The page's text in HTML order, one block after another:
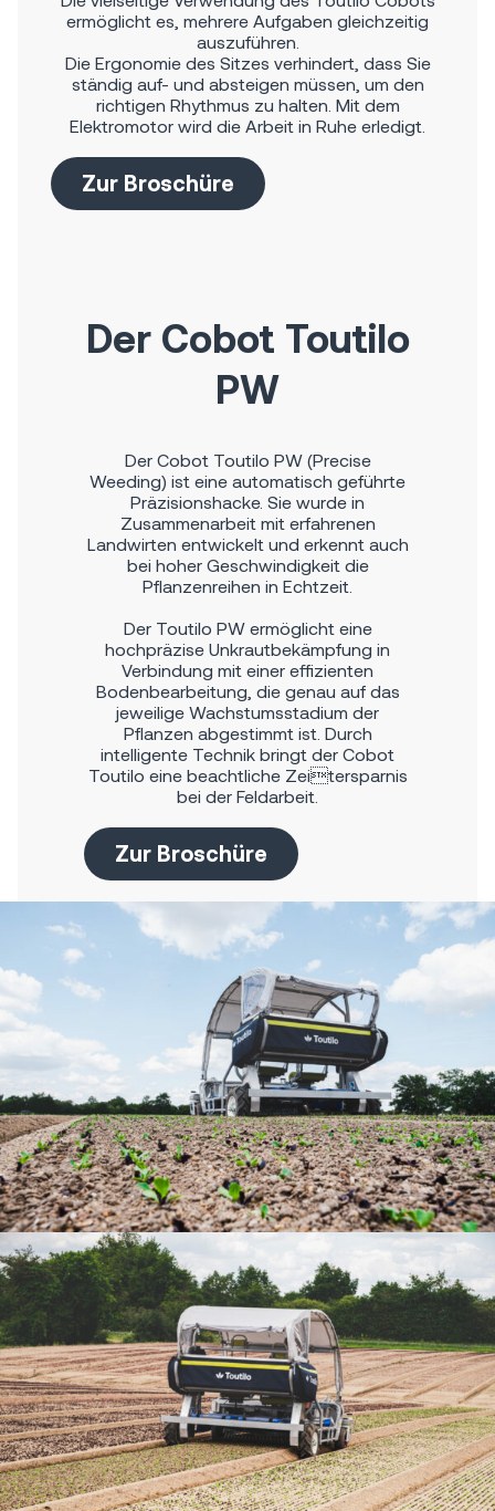
ermöglicht es, mehrere Aufgaben gleichzeitig
auszuführen.
Die Ergonomie des Sitzes verhindert, dass Sie
ständig auf- und absteigen müssen, um den
richtigen Rhythmus zu halten. Mit dem
Elektromotor wird die Arbeit in Ruhe erledigt.
Zur Broschüre
Der Cobot Toutilo
PW
Der Cobot Toutilo PW (Precise
Weeding) ist eine automatisch geführte
Präzisionshacke. Sie wurde in
Zusammenarbeit mit erfahrenen
Landwirten entwickelt und erkennt auch
bei hoher Geschwindigkeit die
Pflanzenreihen in Echtzeit.
Der Toutilo PW ermöglicht eine
hochpräzise Unkrautbekämpfung in
Verbindung mit einer effizienten
Bodenbearbeitung, die genau auf das
jeweilige Wachstumsstadium der
Pflanzen abgestimmt ist. Durch
intelligente Technik bringt der Cobot
Toutilo eine beachtliche Zeitersparnis
bei der Feldarbeit.
Zur Broschüre